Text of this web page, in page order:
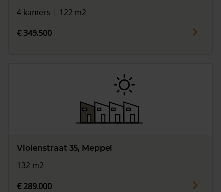
4 kamers | 122 m2
€ 349.500
Violenstraat 35, Meppel
132 m2
€ 289.000